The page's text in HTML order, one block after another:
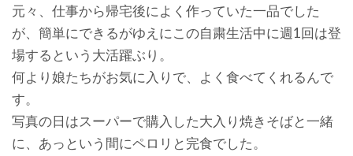
元々、仕事から帰宅後によく作っていた一品でした
が、簡単にできるがゆえにこの自粛生活中に週1回は登
場するという大活躍ぶり。
何より娘たちがお気に入りで、よく食べてくれるんで
す。
写真の日はスーパーで購入した大入り焼きそばと一緒
に、あっという間にペロリと完食でした。